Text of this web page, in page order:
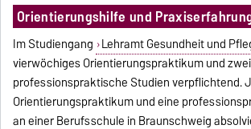
Orientierungshilfe und
Im Studiengang Lehramt Gesundheit und
vierwöchiges Orientierungspraktikum und zwei
professionspraktische Studien verpflichtend.
Orientierungspraktikum und eine
an einer Berufsschule in Braunschweig